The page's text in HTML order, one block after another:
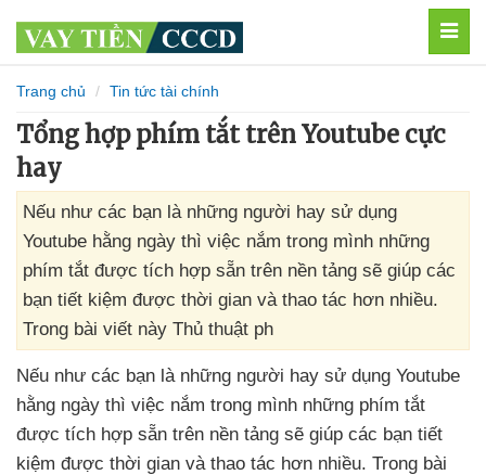
Trang chủ Tin tức tài chính
Tổng hợp phím tắt trên Youtube cực
hay
Nếu như các bạn là những người hay sử dụng
Youtube hằng ngày thì việc nắm trong mình những
phím tắt được tích hợp sẵn trên nền tảng sẽ giúp các
bạn tiết kiệm được thời gian và thao tác hơn nhiều.
Trong bài viết này Thủ thuật ph
Nếu như các bạn là những người hay sử dụng Youtube
hằng ngày thì việc nắm trong mình những phím tắt
được tích hợp sẵn trên nền tảng sẽ giúp các bạn tiết
kiệm được thời gian và thao tác hơn nhiều. Trong bài